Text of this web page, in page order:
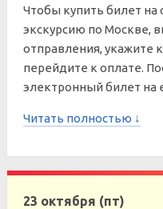
Чтобы купить билет на
экскурсию по Москве,
отправления, укажите
перейдите к оплате.
электронный билет на
Читать полностью ↓
23 октября (пт)